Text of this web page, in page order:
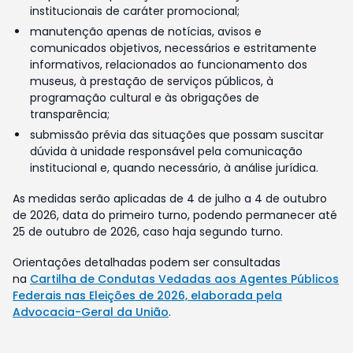
institucionais de caráter promocional;
manutenção apenas de notícias, avisos e
comunicados objetivos, necessários e estritamente
informativos, relacionados ao funcionamento dos
museus, à prestação de serviços públicos, à
programação cultural e às obrigações de
transparência;
submissão prévia das situações que possam suscitar
dúvida à unidade responsável pela comunicação
institucional e, quando necessário, à análise jurídica.
As medidas serão aplicadas de 4 de julho a 4 de outubro
de 2026, data do primeiro turno, podendo permanecer até
25 de outubro de 2026, caso haja segundo turno.
Orientações detalhadas podem ser consultadas
na Cartilha de Condutas Vedadas aos Agentes Públicos
Federais nas Eleições de 2026, elaborada pela
Advocacia-Geral da União.